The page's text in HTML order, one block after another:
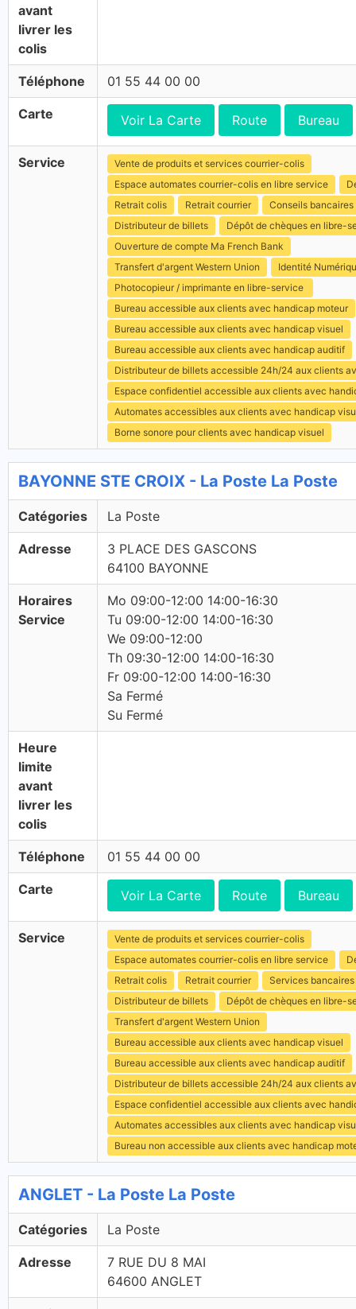
avant
livrer les
colis
Téléphone 01 55 44 00 00
Carte Voir La Carte Route Bureau
Service
Vente de produits et services courrier-colis
Espace automates courrier-colis en libre service
Retrait colis
Retrait courrier
Conseils bancaires
Distributeur de billets
Dépôt de chèques en libre-
Ouverture de compte Ma French Bank
Transfert d'argent Western Union
Identité
Photocopieur / imprimante en libre-service
Bureau accessible aux clients avec handicap moteur
Bureau accessible aux clients avec handicap visuel
Bureau accessible aux clients avec handicap auditif
Distributeur de billets accessible 24h/24 aux clients
Espace confidentiel accessible aux clients avec
Automates accessibles aux clients avec handicap
Borne sonore pour clients avec handicap visuel
BAYONNE STE CROIX - La Poste La Poste
Catégories La Poste
Adresse
3 PLACE DES GASCONS
64100 BAYONNE
Horaires
Service
Mo 09:00-12:00 14:00-16:30
Tu 09:00-12:00 14:00-16:30
We 09:00-12:00
Th 09:30-12:00 14:00-16:30
Fr 09:00-12:00 14:00-16:30
Sa Fermé
Su Fermé
Heure
limite
avant
livrer les
colis
Téléphone 01 55 44 00 00
Carte Voir La Carte Route Bureau
Service
Vente de produits et services courrier-colis
Espace automates courrier-colis en libre service
Retrait colis
Retrait courrier
Services bancaires
Distributeur de billets
Dépôt de chèques en libre-
Transfert d'argent Western Union
Bureau accessible aux clients avec handicap visuel
Bureau accessible aux clients avec handicap auditif
Distributeur de billets accessible 24h/24 aux clients
Espace confidentiel accessible aux clients avec
Automates accessibles aux clients avec handicap
Bureau non accessible aux clients avec handicap
ANGLET - La Poste La Poste
Catégories La Poste
Adresse
7 RUE DU 8 MAI
64600 ANGLET